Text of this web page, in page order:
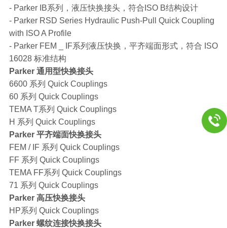
- Parker IB系列，液压快换接头，符合ISO B结构设计
- Parker RSD Series Hydraulic Push-Pull Quick Coupling
with ISO A Profile
- Parker FEM _ IF系列液压快换，平齐端面形式，符合 ISO
16028 标准结构
Parker 通用型快换接头
6600 系列 Quick Couplings
60 系列 Quick Couplings
TEMA T系列 Quick Couplings
H 系列 Quick Couplings
Parker 平齐端面快换接头
FEM / IF 系列 Quick Couplings
FF 系列 Quick Couplings
TEMA FF系列 Quick Couplings
71 系列 Quick Couplings
Parker 高压快换接头
HP系列 Quick Couplings
Parker 螺纹连接快换接头